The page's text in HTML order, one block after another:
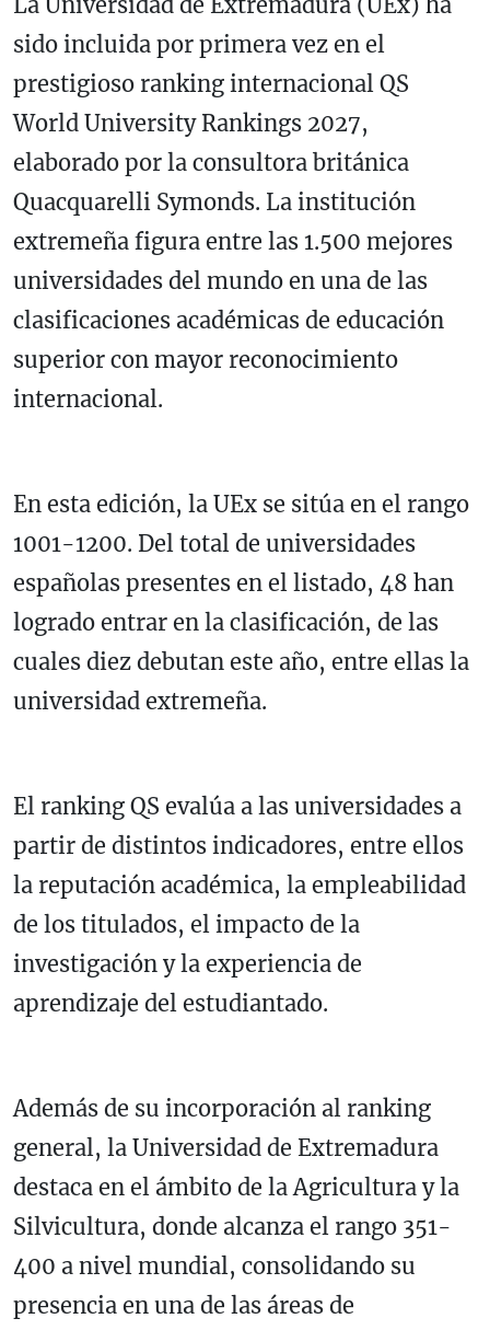
sido incluida por primera vez en el
prestigioso ranking internacional QS
World University Rankings 2027,
elaborado por la consultora británica
Quacquarelli Symonds. La institución
extremeña figura entre las 1.500 mejores
universidades del mundo en una de las
clasificaciones académicas de educación
superior con mayor reconocimiento
internacional.
En esta edición, la UEx se sitúa en el rango
1001-1200. Del total de universidades
españolas presentes en el listado, 48 han
logrado entrar en la clasificación, de las
cuales diez debutan este año, entre ellas la
universidad extremeña.
El ranking QS evalúa a las universidades a
partir de distintos indicadores, entre ellos
la reputación académica, la empleabilidad
de los titulados, el impacto de la
investigación y la experiencia de
aprendizaje del estudiantado.
Además de su incorporación al ranking
general, la Universidad de Extremadura
destaca en el ámbito de la Agricultura y la
Silvicultura, donde alcanza el rango 351-
400 a nivel mundial, consolidando su
presencia en una de las áreas de